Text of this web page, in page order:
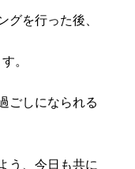
グを行った後、
。
ごしになられる
う、今日も共に